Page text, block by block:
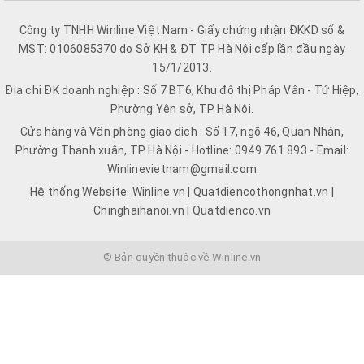
Công ty TNHH Winline Việt Nam - Giấy chứng nhận ĐKKD số &
MST: 0106085370 do Sở KH & ĐT TP Hà Nội cấp lần đầu ngày
15/1/2013.
Địa chỉ ĐK doanh nghiệp : Số 7 BT6, Khu đô thị Pháp Vân - Tứ Hiệp,
Phường Yên sở, TP Hà Nội.
Cửa hàng và Văn phòng giao dịch : Số 17, ngõ 46, Quan Nhân,
Phường Thanh xuân, TP Hà Nội - Hotline: 0949.761.893 - Email:
Winlinevietnam@gmail.com
Hệ thống Website: Winline.vn | Quatdiencothongnhat.vn |
Chinghaihanoi.vn | Quatdienco.vn
© Bản quyền thuộc về Winline.vn